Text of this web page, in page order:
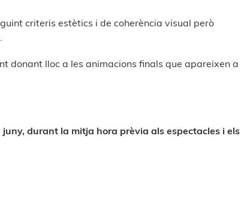
criteris estètics i de coherència visual però
donant lloc a les animacions finals que apareixen a
durant la mitja hora prèvia als espectacles i els